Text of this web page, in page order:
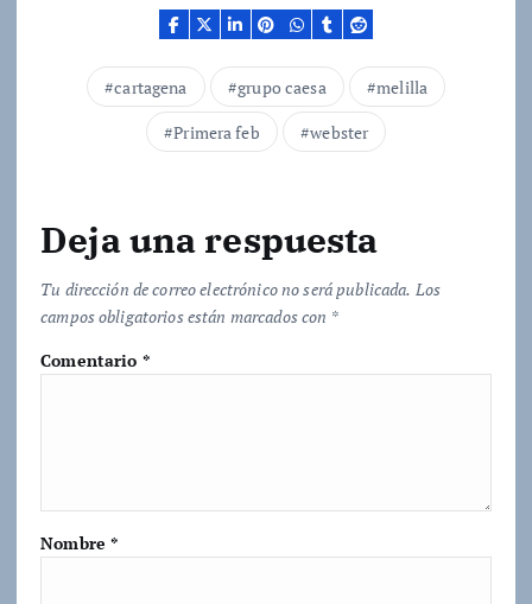
cartagena grupo caesa
melilla
Primera feb
webster
Deja una respuesta
Tu dirección de correo electrónico no será publicada. Los
campos obligatorios están marcados con *
Comentario *
Nombre*